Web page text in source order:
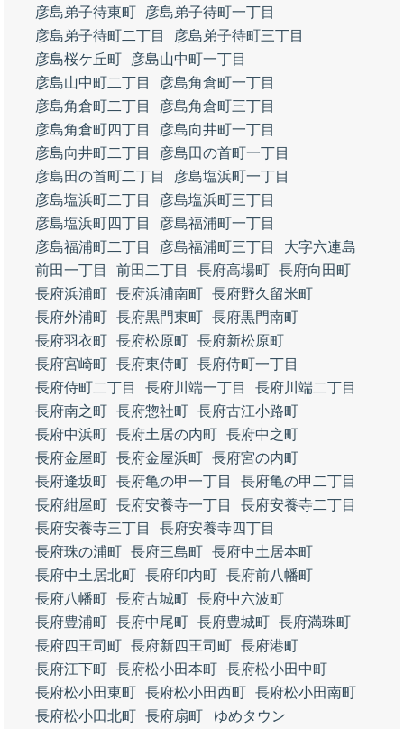
彦島弟子待東町
彦島弟子待町一丁目
彦島弟子待町二丁目
彦島弟子待町三丁目
彦島桜ケ丘町
彦島山中町一丁目
彦島山中町二丁目
彦島角倉町一丁目
彦島角倉町二丁目
彦島角倉町三丁目
彦島角倉町四丁目
彦島向井町一丁目
彦島向井町二丁目
彦島田の首町一丁目
彦島田の首町二丁目
彦島塩浜町一丁目
彦島塩浜町二丁目
彦島塩浜町三丁目
彦島塩浜町四丁目
彦島福浦町一丁目
彦島福浦町二丁目
彦島福浦町三丁目
大字六連島
前田一丁目
前田二丁目 長府高場町 長府向田町
長府浜浦町 長府浜浦南町 長府野久留米町
長府外浦町 長府黒門東町 長府黒門南町
長府羽衣町 長府松原町 長府新松原町
長府宮崎町 長府東侍町 長府侍町一丁目
長府侍町二丁目
長府川端一丁目
長府川端二丁目
長府南之町 長府惣社町 長府古江小路町
長府中浜町 長府土居の内町 長府中之町
長府金屋町 長府金屋浜町 長府宮の内町
長府逢坂町 長府亀の甲一丁目
長府亀の甲二丁目
長府紺屋町 長府安養寺一丁目
長府安養寺二丁目
長府安養寺三丁目
長府安養寺四丁目
長府珠の浦町 長府三島町 長府中土居本町
長府中土居北町 長府印内町 長府前八幡町
長府八幡町 長府古城町 長府中六波町
長府豊浦町 長府中尾町 長府豊城町 長府満珠町
長府四王司町 長府新四王司町 長府港町
長府江下町 長府松小田本町 長府松小田中町
長府松小田東町 長府松小田西町 長府松小田南町
長府松小田北町 長府扇町
ゆめタウン